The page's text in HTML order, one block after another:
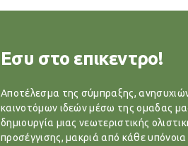
Εσυ στο επικεντρο!
Αποτέλεσμα της σύμπραξης,
καινοτόμων ιδεών μέσω της ομαδας
δημιουργία μιας νεωτεριστικής
προσέγγισης, μακριά από κάθε υπόνοια